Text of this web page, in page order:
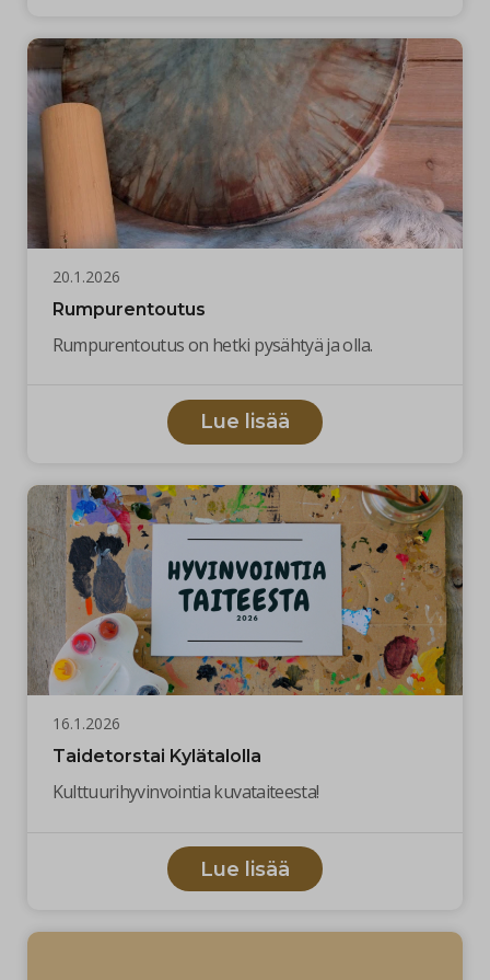
20.1.2026
Rumpurentoutus
Rumpurentoutus on hetki pysähtyä ja olla.
Lue lisää
16.1.2026
Taidetorstai Kylätalolla
Kulttuurihyvinvointia kuvataiteesta!
Lue lisää